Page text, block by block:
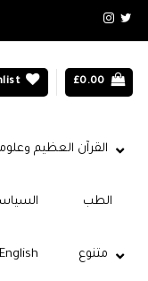
£0.00
القرآن العظيم
الطب
متنوع English